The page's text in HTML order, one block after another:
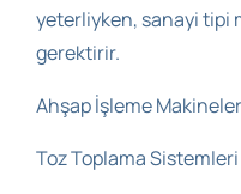
yeterliyken, sanayi tipi
gerektirir.
Ahşap İşleme
Toz Toplama Sistemleri